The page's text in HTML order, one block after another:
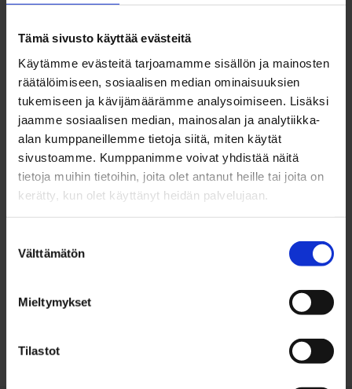
Tämä sivusto käyttää evästeitä
Käytämme evästeitä tarjoamamme sisällön ja mainosten
räätälöimiseen, sosiaalisen median ominaisuuksien
tukemiseen ja kävijämäärämme analysoimiseen. Lisäksi
jaamme sosiaalisen median, mainosalan ja analytiikka-
alan kumppaneillemme tietoja siitä, miten käytät
sivustoamme. Kumppanimme voivat yhdistää näitä
tietoja muihin tietoihin, joita olet antanut heille tai joita on
kerätty, kun olet käyttänyt heidän palvelujaan.
valinta
Välttämätön
Mieltymykset
Tilastot
kirjasto, retket
Takaisin ylös